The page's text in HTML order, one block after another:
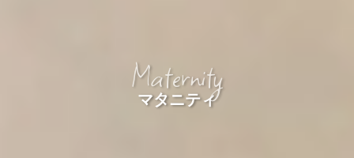
Maternity
マタニティ